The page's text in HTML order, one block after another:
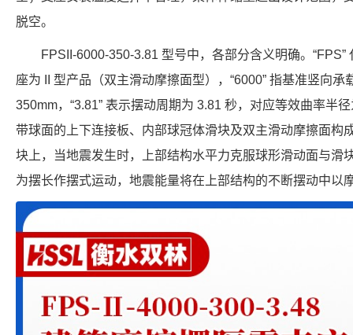
脱空。
FPSII-6000-350-3.81 型号中，各部分含义明确。“FPS”
座为 II 型产品（双主滑动摩擦面型），“6000” 指基准竖向承
350mm，“3.81” 表示摆动周期为 3.81 秒，对应等效曲率半
带球面的上下连接板、内部球冠体滑块及双主滑动摩擦面构
块上，当地震发生时，上部结构水平力克服球形滑动面与滑
为摆长作摆式运动，地震能量将在上部结构的不断摆动中以